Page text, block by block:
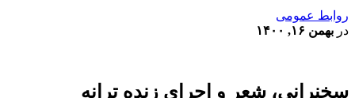
روابط عمومی
در بهمن ۱۶, ۱۴۰۰
سخنرانی، شعر و اجرای زنده ترانه